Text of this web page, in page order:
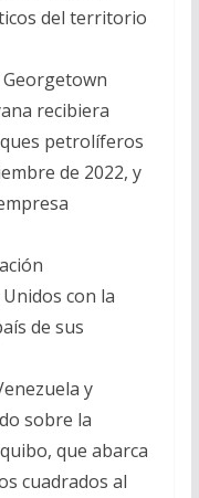
del territorio
recibiera
petrolíferos
de 2022, y
con la
de sus
y
sobre la
que abarca
cuadrados al